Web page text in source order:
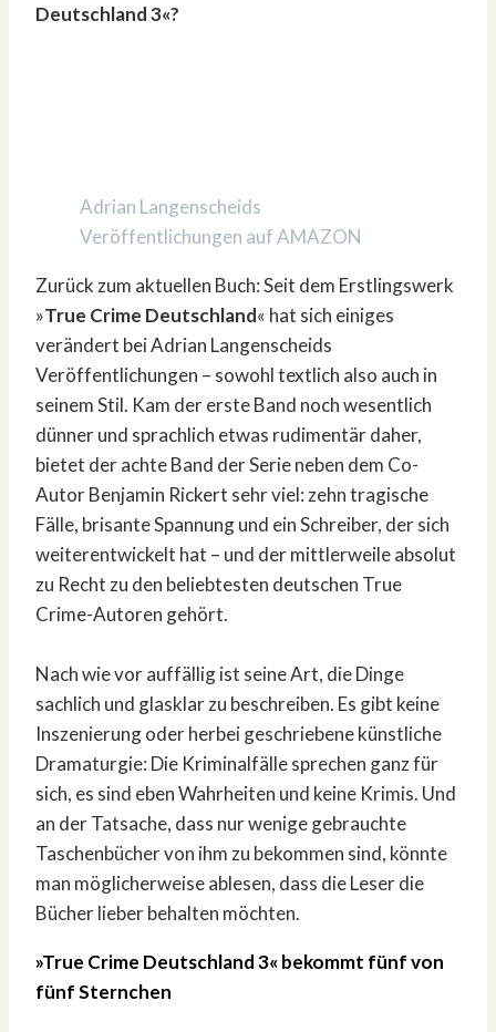
Deutschland 3«?
Adrian Langenscheids
Veröffentlichungen auf AMAZON
Zurück zum aktuellen Buch: Seit dem Erstlingswerk
»True Crime Deutschland« hat sich einiges
verändert bei Adrian Langenscheids
Veröffentlichungen – sowohl textlich also auch in
seinem Stil. Kam der erste Band noch wesentlich
dünner und sprachlich etwas rudimentär daher,
bietet der achte Band der Serie neben dem Co-
Autor Benjamin Rickert sehr viel: zehn tragische
Fälle, brisante Spannung und ein Schreiber, der sich
weiterentwickelt hat – und der mittlerweile absolut
zu Recht zu den beliebtesten deutschen True
Crime-Autoren gehört.
Nach wie vor auffällig ist seine Art, die Dinge
sachlich und glasklar zu beschreiben. Es gibt keine
Inszenierung oder herbei geschriebene künstliche
Dramaturgie: Die Kriminalfälle sprechen ganz für
sich, es sind eben Wahrheiten und keine Krimis. Und
an der Tatsache, dass nur wenige gebrauchte
Taschenbücher von ihm zu bekommen sind, könnte
man möglicherweise ablesen, dass die Leser die
Bücher lieber behalten möchten.
»True Crime Deutschland 3« bekommt fünf von
fünf Sternchen